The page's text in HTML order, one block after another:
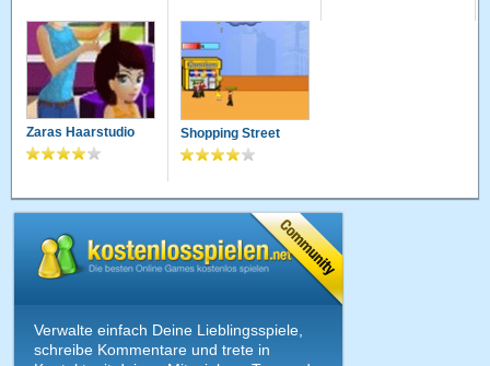
Zaras Haarstudio Shopping Street
Verwalte einfach Deine Lieblingsspiele,
schreibe Kommentare und trete in